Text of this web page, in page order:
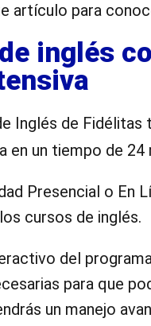
artículo para
inglés
Inglés de
en un tiempo de 24
Presencial o En
cursos de inglés.
del
para que
un manejo